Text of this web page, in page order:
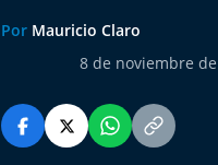
Por Mauricio Claro
8 de noviembre